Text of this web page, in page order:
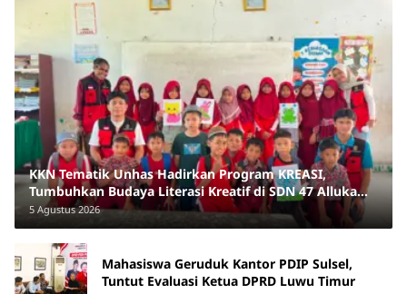
KKN Tematik Unhas Hadirkan Program KREASI,
Tumbuhkan Budaya Literasi Kreatif di SDN 47 Alluka
Takalar
5 Agustus 2026
Mahasiswa Geruduk Kantor PDIP Sulsel,
Tuntut Evaluasi Ketua DPRD Luwu Timur